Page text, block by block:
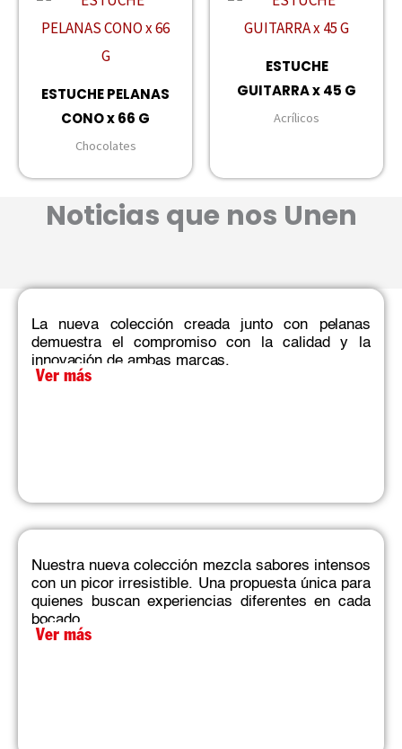
ESTUCHE PELANAS
CONO x 66 G
Chocolates
ESTUCHE
GUITARRA x 45 G
Acrílicos
Noticias que nos Unen
La nueva colección creada junto con pelanas
demuestra el compromiso con la calidad y la
innovación de ambas marcas.​
Ver más
Nuestra nueva colección mezcla sabores intensos
con un picor irresistible. Una propuesta única para
quienes buscan experiencias diferentes en cada
bocado.​
Ver más